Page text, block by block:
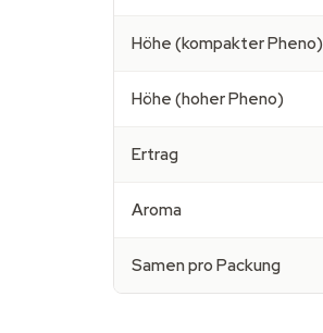
Höhe (kompakter Pheno)
Höhe (hoher Pheno)
Ertrag
Aroma
Samen pro Packung